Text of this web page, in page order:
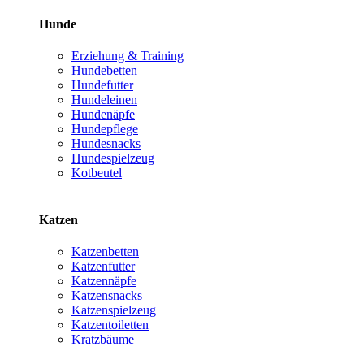
Hunde
Erziehung & Training
Hundebetten
Hundefutter
Hundeleinen
Hundenäpfe
Hundepflege
Hundesnacks
Hundespielzeug
Kotbeutel
Katzen
Katzenbetten
Katzenfutter
Katzennäpfe
Katzensnacks
Katzenspielzeug
Katzentoiletten
Kratzbäume